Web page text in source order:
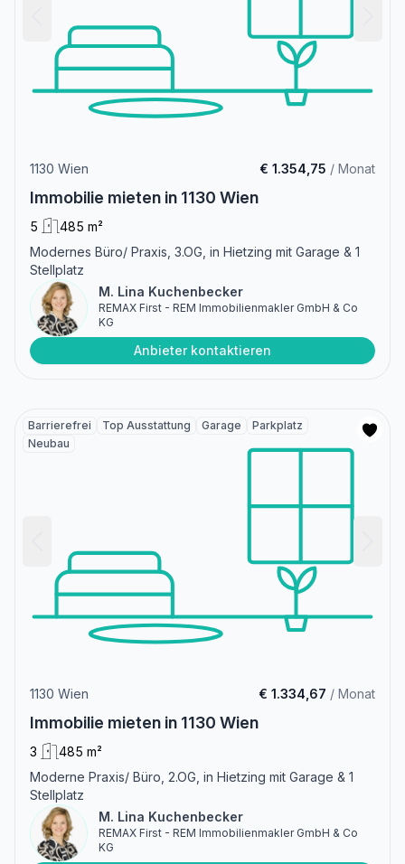
1130 Wien € 1.354,75 / Monat
Immobilie mieten in 1130 Wien
5
485 m²
Modernes Büro/ Praxis, 3.OG, in Hietzing mit Garage & 1
Stellplatz
M. Lina Kuchenbecker
REMAX First - REM Immobilienmakler GmbH & Co
KG
Anbieter kontaktieren
Barrierefrei Top Ausstattung Garage
Parkplatz
Neubau
1130 Wien € 1.334,67 / Monat
Immobilie mieten in 1130 Wien
3
485 m²
Moderne Praxis/ Büro, 2.OG, in Hietzing mit Garage & 1
Stellplatz
M. Lina Kuchenbecker
REMAX First - REM Immobilienmakler GmbH & Co
KG